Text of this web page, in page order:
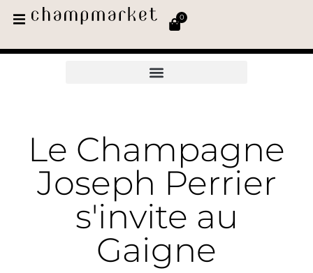
0
Le Champagne
Joseph Perrier
s'invite au
Gaigne